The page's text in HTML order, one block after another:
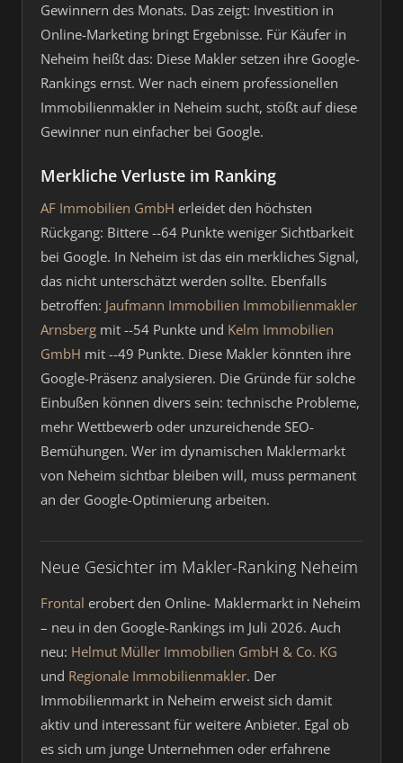
Gewinnern des Monats. Das zeigt: Investition in
Online-Marketing bringt Ergebnisse. Für Käufer in
Neheim heißt das: Diese Makler setzen ihre Google-
Rankings ernst. Wer nach einem professionellen
Immobilienmakler in Neheim sucht, stößt auf diese
Gewinner nun einfacher bei Google.
Merkliche Verluste im Ranking
AF Immobilien GmbH erleidet den höchsten
Rückgang: Bittere --64 Punkte weniger Sichtbarkeit
bei Google. In Neheim ist das ein merkliches Signal,
das nicht unterschätzt werden sollte. Ebenfalls
betroffen: Jaufmann Immobilien Immobilienmakler
Arnsberg mit --54 Punkte und Kelm Immobilien
GmbH mit --49 Punkte. Diese Makler könnten ihre
Google-Präsenz analysieren. Die Gründe für solche
Einbußen können divers sein: technische Probleme,
mehr Wettbewerb oder unzureichende SEO-
Bemühungen. Wer im dynamischen Maklermarkt
von Neheim sichtbar bleiben will, muss permanent
an der Google-Optimierung arbeiten.
Neue Gesichter im Makler-Ranking Neheim
Frontal erobert den Online- Maklermarkt in Neheim
– neu in den Google-Rankings im Juli 2026. Auch
neu: Helmut Müller Immobilien GmbH & Co. KG
und Regionale Immobilienmakler. Der
Immobilienmarkt in Neheim erweist sich damit
aktiv und interessant für weitere Anbieter. Egal ob
es sich um junge Unternehmen oder erfahrene